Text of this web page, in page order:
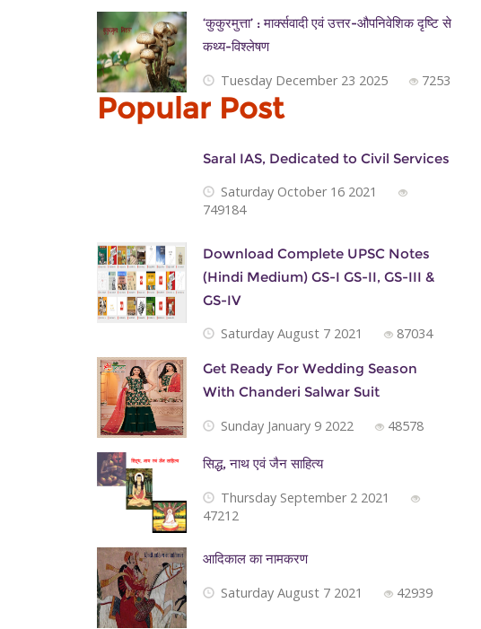
‘कुकुरमुत्ता’ : मार्क्सवादी एवं उत्तर-औपनिवेशिक दृष्टि से
कथ्य-विश्लेषण
Tuesday December 23 2025
7253
Popular Post
Saral IAS, Dedicated to Civil Services
Saturday October 16 2021
749184
Download Complete UPSC Notes
(Hindi Medium) GS-I GS-II, GS-III &
GS-IV
Saturday August 7 2021
87034
Get Ready For Wedding Season
With Chanderi Salwar Suit
Sunday January 9 2022
48578
सिद्ध, नाथ एवं जैन साहित्‍य
Thursday September 2 2021
47212
आदिकाल का नामकरण
Saturday August 7 2021
42939